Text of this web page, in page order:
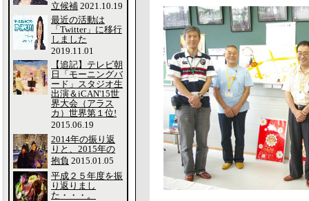
立候補 2021.10.19
最近の活動は
「Twitter」に移行
しました
2019.11.01
【追記】テレビ朝
日「モーニングバ
ード」スタジオ生
出演＆iCAN'15世
界大会（アラス
カ）世界第１位!
2015.06.19
2014年の振り返
りと、2015年の
抱負 2015.01.05
平成２５年度を振
り返りまし
た・・・。